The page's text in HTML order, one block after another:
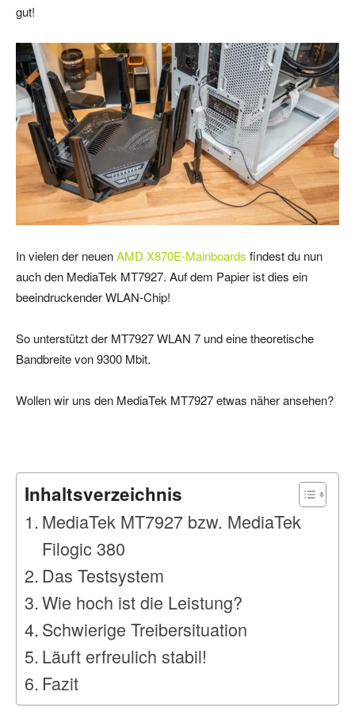
gut!
In vielen der neuenAMD X870E-Mainboards findest du nun
auch den MediaTek MT7927. Auf dem Papier ist dies ein
beeindruckender WLAN-Chip!
So unterstützt der MT7927 WLAN 7 und eine theoretische
Bandbreite von 9300 Mbit.
Wollen wir uns den MediaTek MT7927 etwas näher ansehen?
Inhaltsverzeichnis
MediaTek MT7927 bzw. MediaTek
Filogic 380
Das Testsystem
Wie hoch ist die Leistung?
Schwierige Treibersituation
Läuft erfreulich stabil!
Fazit